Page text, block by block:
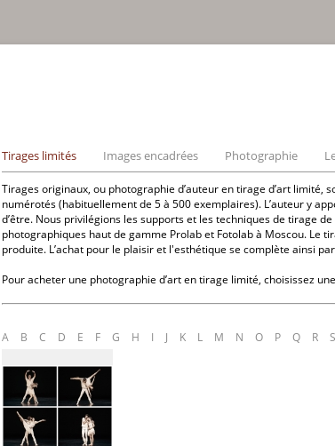
Tirages limités Images encadrées Photographie
Tirages originaux, ou photographie d’auteur en tirage d’art
numérotés (habituellement de 5 à 500 exemplaires). L’auteur y
d’être. Nous privilégions les supports et les techniques de tirage
photographiques haut de gamme Prolab et Fotolab à Moscou. Le
produite. L’achat pour le plaisir et l'esthétique se complète ainsi
Pour acheter une photographie d’art en tirage limité, choisissez
A B C D E F G H I J K L M N O P Q R S